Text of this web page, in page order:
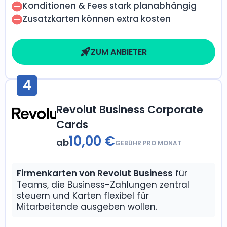
Konditionen & Fees stark planabhängig
Zusatzkarten können extra kosten
ZUM ANBIETER
4
Revolut Business Corporate
Cards
ab10,00 €GEBÜHR PRO MONAT
Firmenkarten von Revolut Business für
Teams, die Business-Zahlungen zentral
steuern und Karten flexibel für
Mitarbeitende ausgeben wollen.